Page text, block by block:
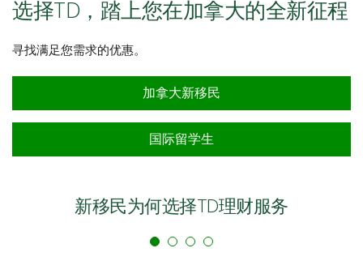
选择TD，踏上您在加拿大的全新征程
寻找满足您需求的优惠。
加拿大新移民
国际留学生
新移民为何选择TD理财服务